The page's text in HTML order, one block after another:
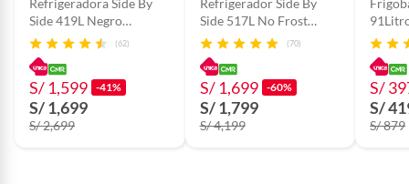
Refrigeradora Side By
Side 419L Negro
ERS45F2P5EB
Electrolux
(62)
S/ 1,599 -41%
S/ 1,699
S/ 2,699
Refrigerador Side By
Side 517L No Frost
ERSA53K2HVB
Electrolux
(70)
S/ 1,699 -60%
S/ 1,799
S/ 4,199
Gris
S/
S/
S/ 879